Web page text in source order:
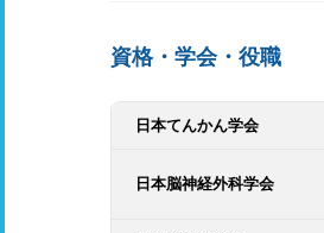
資格・学会・役職
日本てんかん学会
日本脳神経外科学会